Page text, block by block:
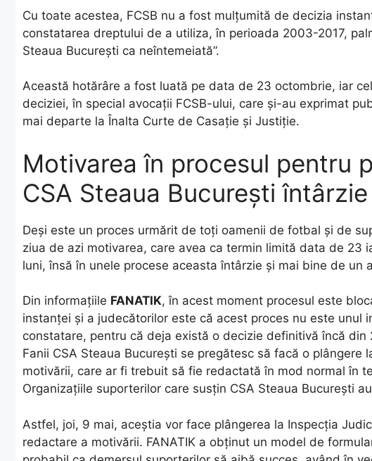
Cu toate acestea, FCSB nu a fost mulțumită de decizia
constatarea dreptului de a utiliza, în perioada 2003-2017,
Steaua București ca neîntemeiată”.
Această hotărâre a fost luată pe data de 23 octombrie, iar
deciziei, în special avocații FCSB-ului, care și-au exprimat
mai departe la Înalta Curte de Casație și Justiție.
Motivarea în procesul pentru
CSA Steaua București
Deși este un proces urmărit de toți oamenii de fotbal și de
ziua de azi motivarea, care avea ca termin limită data de 23
luni, însă în unele procese aceasta întârzie și mai bine de un
Din informațiile FANATIK, în acest moment procesul este
instanței și a judecătorilor este că acest proces nu este unul
constatare, pentru că deja există o decizie definitivă încă din
Fanii CSA Steaua București se pregătesc să facă o plângere
motivării, care ar fi trebuit să fie redactată în mod normal în
Organizațiile suporterilor care susțin CSA Steaua București
Astfel, joi, 9 mai, aceștia vor face plângerea la Inspecția
redactare a motivării. FANATIK a obținut un model de